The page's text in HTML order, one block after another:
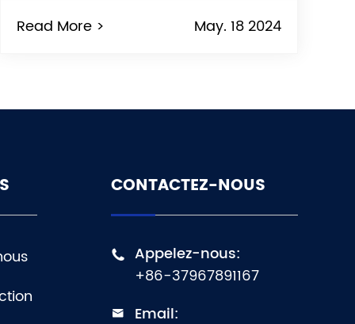
Read More > May. 18 2024
CONTACTEZ-NOUS

Appelez-nous:
+86-37967891167
 Email: